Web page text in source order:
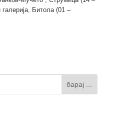
Битола (01 –